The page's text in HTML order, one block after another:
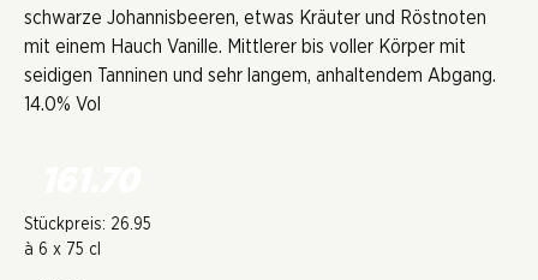
schwarze Johannisbeeren, etwas Kräuter und Röstnoten
mit einem Hauch Vanille. Mittlerer bis voller Körper mit
seidigen Tanninen und sehr langem, anhaltendem Abgang.
14.0% Vol
Stückpreis: 26.95
à 6 x 75 cl